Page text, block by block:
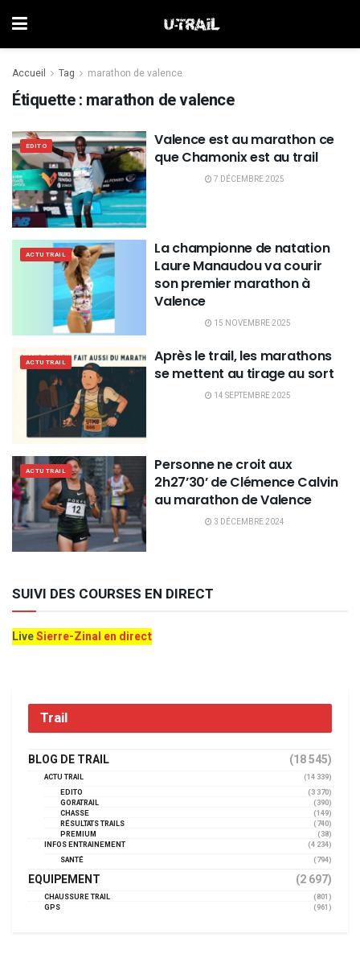
Accueil Tag marathon de valence
Étiquette : marathon de valence
EDITO
Valence est au marathon ce
que Chamonix est au trail
7 DÉCEMBRE 2025
ACTU TRAIL
La championne de natation
Laure Manaudou va courir
son premier marathon à
Valence
15 NOVEMBRE 2025
ACTU TRAIL
Après le trail, les marathons
se mettent au tirage au sort
14 SEPTEMBRE 2025
ACTU TRAIL
Personne ne croit aux
2h27’30’ de Clémence Calvin
au marathon de Valence
3 DÉCEMBRE 2024
SUIVI DES COURSES EN DIRECT
LiveSierre-Zinal en direct
Trail
BLOG DE TRAIL (18 545)
ACTU TRAIL
(14 339)
EDITO
(3 370)
GORATRAIL
(390)
CHASSE
(149)
RÉSULTATS TRAILS
(740)
PREMIUM
(38)
INFOS ENTRAINEMENT
(4 234)
SANTÉ
(794)
EQUIPEMENT (2 697)
CHAUSSURE TRAIL
(801)
GPS
(961)